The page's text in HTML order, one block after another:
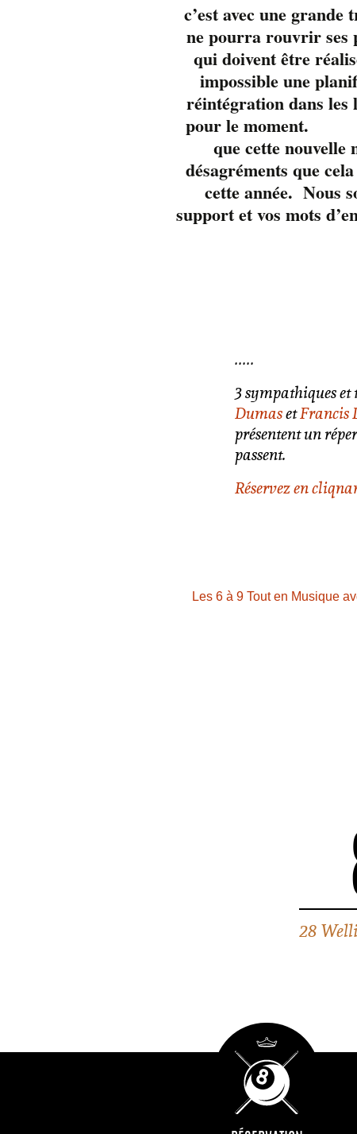
!!!!!
3 sympathiques
DumasetFrancis
présentent un
passent.
Réservez en
Les 6 à 9 Tout en Musique
28
c’est avec une
ne pourra rouvrir
qui doivent être
impossible une
réintégration dans les
pour
que cette nouvelle
désagréments que
cette année. Nous
support et vos mots